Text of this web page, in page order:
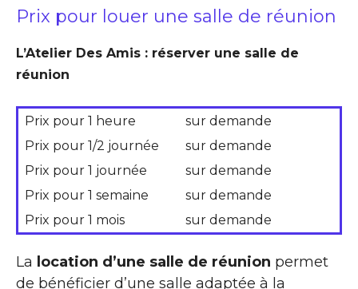
Prix pour louer une salle de réunion
L’Atelier Des Amis : réserver une salle de
réunion
Prix pour 1 heure
sur demande
Prix pour 1/2 journée
sur demande
Prix pour 1 journée
sur demande
Prix pour 1 semaine
sur demande
Prix pour 1 mois
sur demande
La location d’une salle de réunion permet
de bénéficier d’une salle adaptée à la